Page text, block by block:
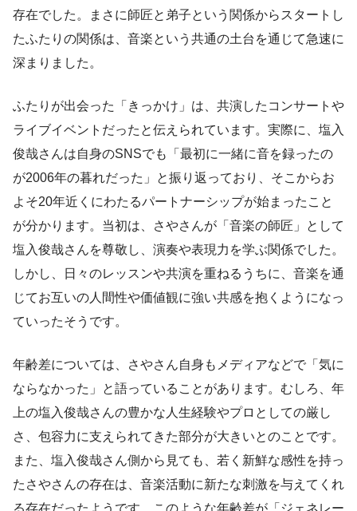
存在でした。まさに師匠と弟子という関係からスタートし
たふたりの関係は、音楽という共通の土台を通じて急速に
深まりました。
ふたりが出会った「きっかけ」は、共演したコンサートや
ライブイベントだったと伝えられています。実際に、塩入
俊哉さんは自身のSNSでも「最初に一緒に音を録ったの
が2006年の暮れだった」と振り返っており、そこからお
よそ20年近くにわたるパートナーシップが始まったこと
が分かります。当初は、さやさんが「音楽の師匠」として
塩入俊哉さんを尊敬し、演奏や表現力を学ぶ関係でした。
しかし、日々のレッスンや共演を重ねるうちに、音楽を通
じてお互いの人間性や価値観に強い共感を抱くようになっ
ていったそうです。
年齢差については、さやさん自身もメディアなどで「気に
ならなかった」と語っていることがあります。むしろ、年
上の塩入俊哉さんの豊かな人生経験やプロとしての厳し
さ、包容力に支えられてきた部分が大きいとのことです。
また、塩入俊哉さん側から見ても、若く新鮮な感性を持っ
たさやさんの存在は、音楽活動に新たな刺激を与えてくれ
る存在だったようです。このような年齢差が「ジェネレー